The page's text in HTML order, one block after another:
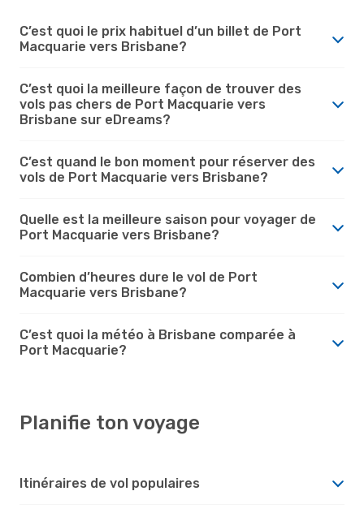
C’est quoi le prix habituel d’un billet de Port
Macquarie vers Brisbane?
C’est quoi la meilleure façon de trouver des
vols pas chers de Port Macquarie vers
Brisbane sur eDreams?
C’est quand le bon moment pour réserver des
vols de Port Macquarie vers Brisbane?
Quelle est la meilleure saison pour voyager de
Port Macquarie vers Brisbane?
Combien d’heures dure le vol de Port
Macquarie vers Brisbane?
C’est quoi la météo à Brisbane comparée à
Port Macquarie?
Planifie ton voyage
Itinéraires de vol populaires